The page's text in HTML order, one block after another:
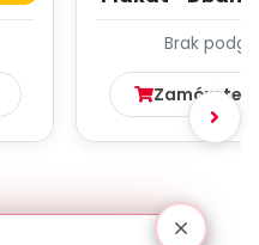
Brak
Zamów ten